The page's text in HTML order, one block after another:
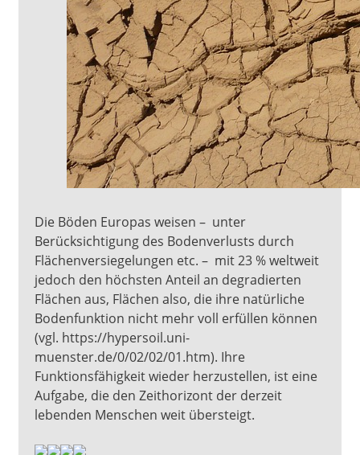
Die Böden Europas weisen – unter
Berücksichtigung des Bodenverlusts durch
Flächenversiegelungen etc. – mit 23 % weltweit
jedoch den höchsten Anteil an degradierten
Flächen aus, Flächen also, die ihre natürliche
Bodenfunktion nicht mehr voll erfüllen können
(vgl. https://hypersoil.uni-
muenster.de/0/02/02/01.htm). Ihre
Funktionsfähigkeit wieder herzustellen, ist eine
Aufgabe, die den Zeithorizont der derzeit
lebenden Menschen weit übersteigt.